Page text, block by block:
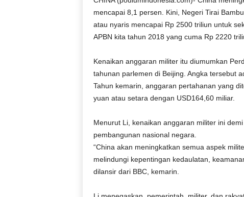
mencapai 8,1 persen. Kini, Negeri Tirai
atau nyaris mencapai Rp 2500 triliun untuk
APBN kita tahun 2018 yang cuma Rp 2220
Kenaikan anggaran militer itu diumumkan
tahunan parlemen di Beijing. Angka tersebut
Tahun kemarin, anggaran pertahanan yang
yuan atau setara dengan USD164,60 miliar.
Menurut Li, kenaikan anggaran militer ini
pembangunan nasional negara.
“China akan meningkatkan semua aspek
melindungi kepentingan kedaulatan,
dilansir dari BBC, kemarin.